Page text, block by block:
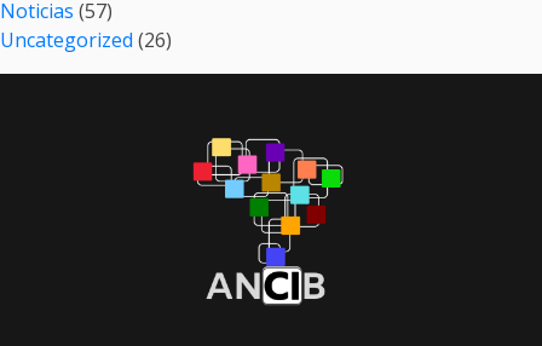
Noticias (57)
Uncategorized (26)